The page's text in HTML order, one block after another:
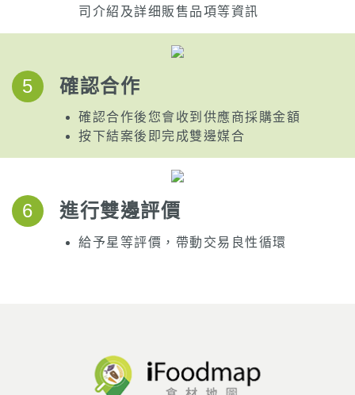
司介紹及詳细販售品項等資訊
5 確認合作
確認合作後您會收到供應商採購金額
按下結案後即完成雙邊媒合
6 進行雙邊評價
給予星等評價，帶動交易良性循環